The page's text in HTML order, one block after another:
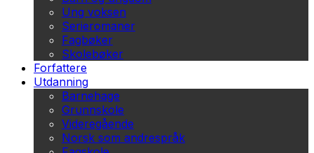
Ung voksen
Serieromaner
Fagbøker
Skolebøker
Forfattere
Utdanning
Barnehage
Grunnskole
Videregående
Norsk som andrespråk